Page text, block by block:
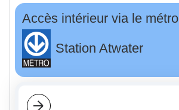
Accès intérieur via le métro
Station Atwater